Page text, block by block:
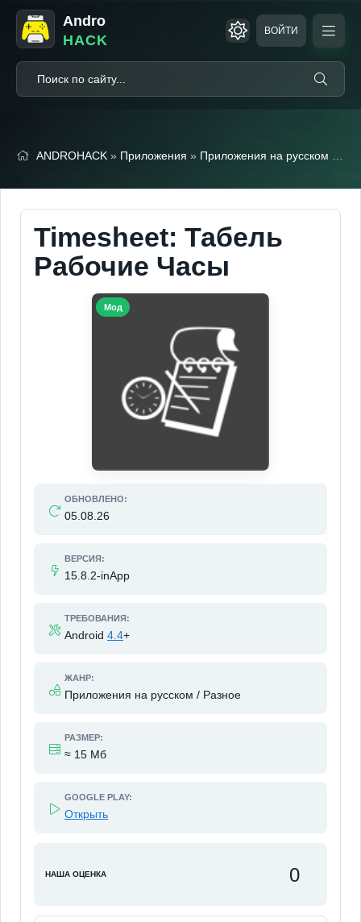
Andro
HACK
ВОЙТИ
ANDROHACK » Приложения » Приложения на русском
Timesheet: Табель
Рабочие Часы
ОБНОВЛЕНО:
05.08.26
ВЕРСИЯ:
15.8.2-inApp
ТРЕБОВАНИЯ:
Android 4.4+
ЖАНР:
Приложения на русском / Разное
РАЗМЕР:
≈ 15 Мб
GOOGLE PLAY:
Открыть
НАША ОЦЕНКА 0
Мод